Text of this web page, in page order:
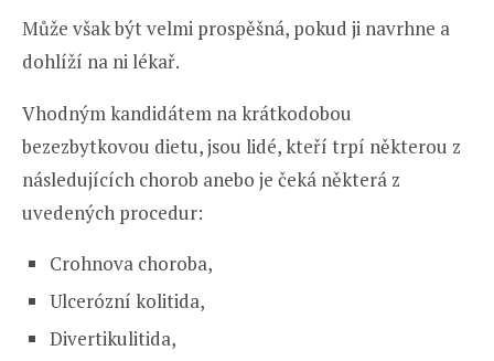
Může však být velmi prospěšná, pokud ji navrhne a
dohlíží na ni lékař.
Vhodným kandidátem na krátkodobou
bezezbytkovou dietu, jsou lidé, kteří trpí některou z
následujících chorob anebo je čeká některá z
uvedených procedur:
Crohnova choroba,
Ulcerózní kolitida,
Divertikulitida,